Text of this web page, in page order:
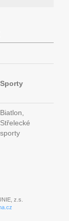
Sporty
Biatlon,
Střelecké
sporty
z.s.